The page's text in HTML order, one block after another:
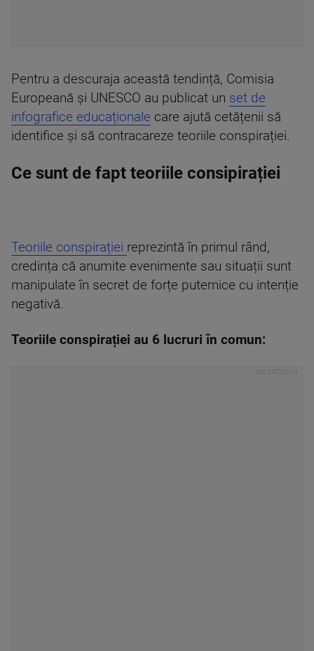
Pentru a descuraja această tendință, Comisia
Europeană și UNESCO au publicat un set de
infografice educaționale care ajută cetățenii să
identifice și să contracareze teoriile conspirației.
Ce sunt de fapt teoriile consipirației
Teoriile conspirației reprezintă în primul rând,
credința că anumite evenimente sau situații sunt
manipulate în secret de forțe puternice cu intenție
negativă.
Teoriile conspirației au 6 lucruri în comun: